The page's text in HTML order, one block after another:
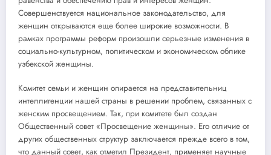
Совершенствуется национальное законодательство, для
женщин открываются еще более широкие возможности. В
рамках программы реформ произошли серьезные изменения в
социально-культурном, политическом и экономическом облике
узбекской женщины.
Комитет семьи и женщин опирается на представительниц
интеллигенции нашей страны в решении проблем, связанных с
женским просвещением. Так, при комитете был создан
Общественный совет «Просвещение женщины». Его отличие от
других общественных структур заключается прежде всего в том,
что данный совет, как отметил Президент, применяет научные